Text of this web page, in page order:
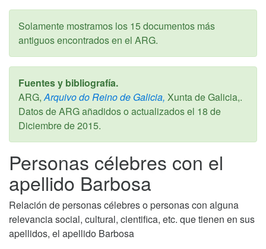
Solamente mostramos los 15 documentos más
antiguos encontrados en el ARG.
Fuentes y bibliografía.
ARG, Arquivo do Reino de Galicia, Xunta de Galicia,.
Datos de ARG añadidos o actualizados el 18 de
Diciembre de 2015.
Personas célebres con el
apellido Barbosa
Relación de personas célebres o personas con alguna
relevancia social, cultural, cientifica, etc. que tienen en sus
apellidos, el apellido Barbosa